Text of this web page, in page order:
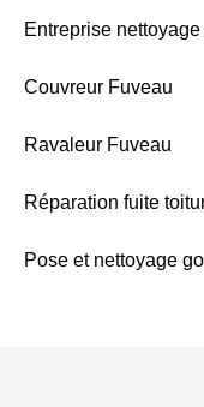
Entreprise
Couvreur Fuveau
Ravaleur Fuveau
Réparation fuite
Pose et nettoyage